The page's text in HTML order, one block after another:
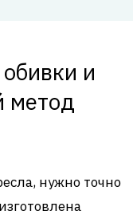
и
метод
нужно точно